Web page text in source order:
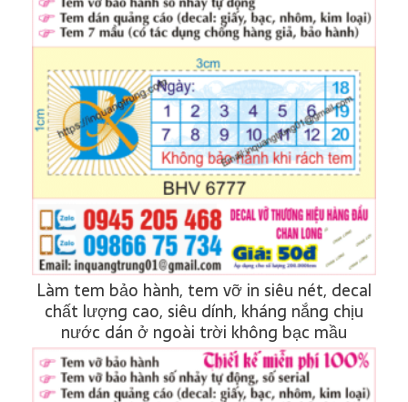
Làm tem bảo hành, tem vỡ in siêu nét, decal
chất lượng cao, siêu dính, kháng nắng chịu
nước dán ở ngoài trời không bạc mầu